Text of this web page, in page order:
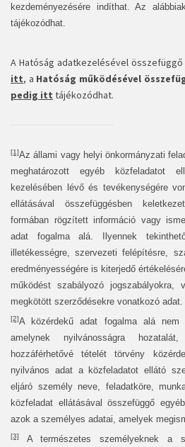
kezdeményezésére indíthat. Az
tájékozódhat.
A Hatóság adatkezelésével összefüggő
itt, a Hatóság működésével
pedig itt tájékozódhat.
[1]Az állami vagy helyi önkormányzati
meghatározott egyéb közfeladatot
kezelésében lévő és tevékenységére
ellátásával összefüggésben
formában rögzített információ vagy
adat fogalma alá. Ilyennek
illetékességre, szervezeti felépítésre,
eredményességére is kiterjedő
működést szabályozó jogszabályokra,
megkötött szerződésekre vonatkozó adat.
[2]A közérdekű adat fogalma alá nem
amelynek nyilvánosságra
hozzáférhetővé tételét törvény
nyilvános adat a közfeladatot ellátó
eljáró személy neve, feladatköre,
közfeladat ellátásával összefüggő
azok a személyes adatai, amelyek
[3] A természetes személyeknek a